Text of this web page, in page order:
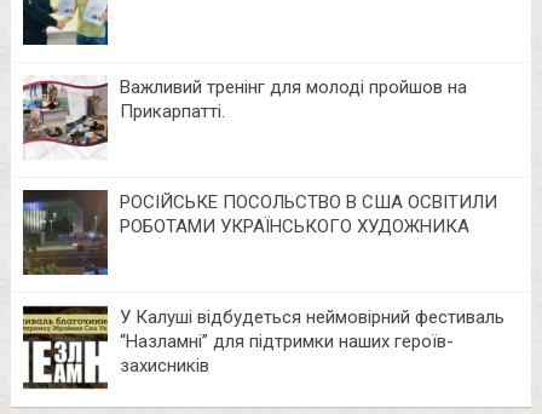
Важливий тренінг для молоді пройшов на
Прикарпатті.
РОСІЙСЬКЕ ПОСОЛЬСТВО В США ОСВІТИЛИ
РОБОТАМИ УКРАЇНСЬКОГО ХУДОЖНИКА
У Калуші відбудеться неймовірний фестиваль
“Назламні” для підтримки наших героїв-
захисників